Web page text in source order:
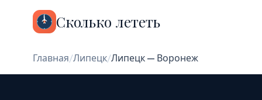
Сколько лететь
Главная/Липецк/Липецк — Воронеж